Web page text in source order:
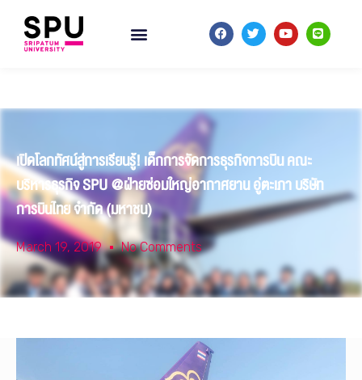
เปิดโลกทัศน์สู่การเรียนรู้! เด็กการจัดการธุรกิจการบิน คณะ
บริหารธุรกิจ SPU @ฝ่ายซ่อมใหญ่อากาศยาน อู่ตะเภา บริษัท
การบินไทย จำกัด (มหาชน)
March 19, 2019 No Comments